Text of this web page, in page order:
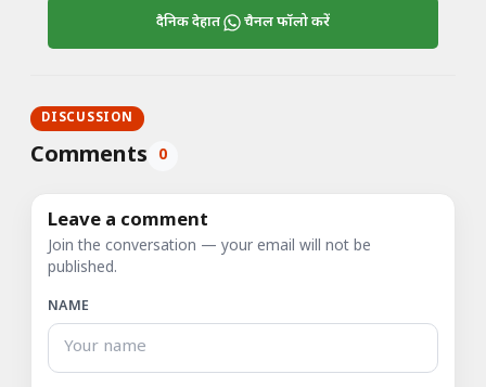
दैनिक देहात चैनल फॉलो करें
DISCUSSION
Comments 0
Leave a comment
Join the conversation — your email will not be
published.
NAME